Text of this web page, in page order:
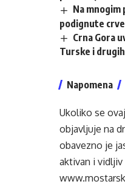
Na
podignute
Crna Gora
Turske i
Napomena
Ukoliko se
objavljuje na
obavezno je
aktivan i